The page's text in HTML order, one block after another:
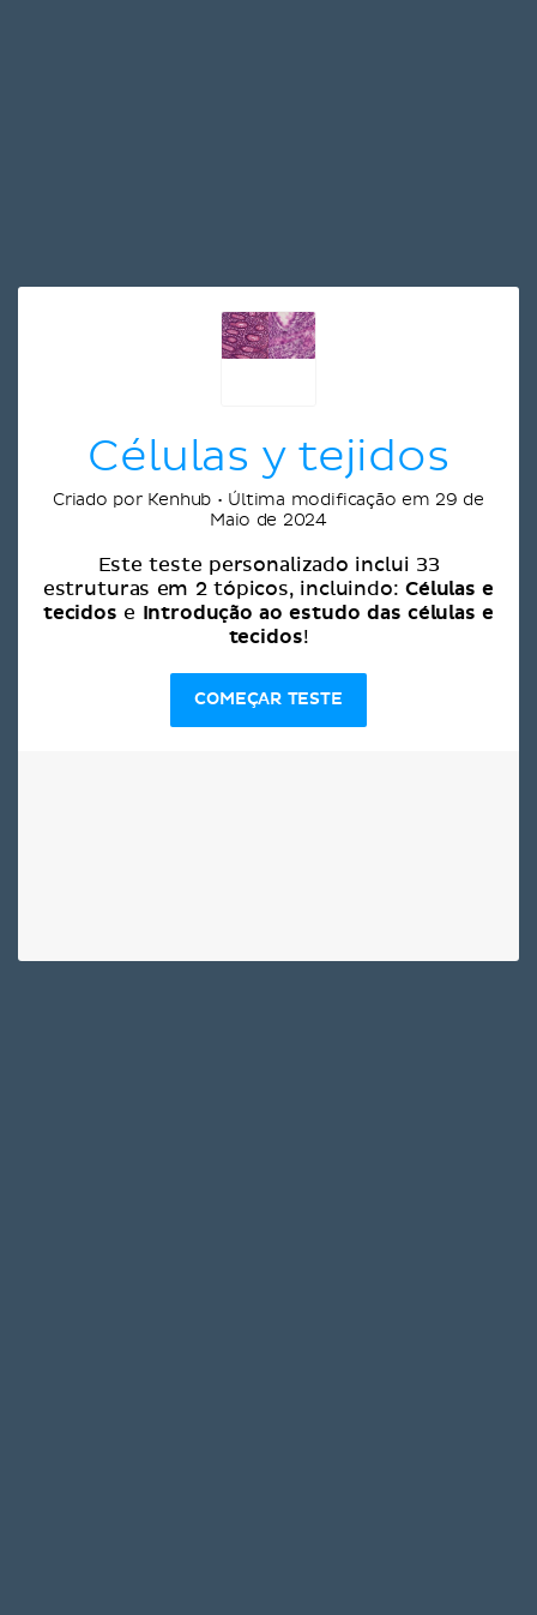
Células y tejidos
Criado por Kenhub • Última modificação em 29 de
Maio de 2024
Este teste personalizado inclui 33
estruturas em 2 tópicos, incluindo:Células e
tecidos e Introdução ao estudo das células e
tecidos!
COMEÇAR TESTE